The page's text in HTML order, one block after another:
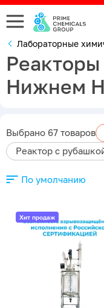
Лабораторные
Нижнем
Выбрано 67 товаров
Реактор с
По умолчанию
Хит продаж